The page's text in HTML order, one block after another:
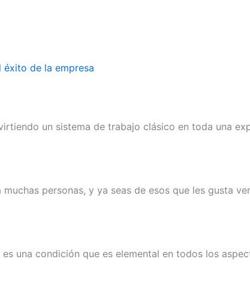
éxito de la empresa
un sistema de trabajo clásico en toda una
personas, y ya seas de esos que les gusta
una condición que es elemental en todos los